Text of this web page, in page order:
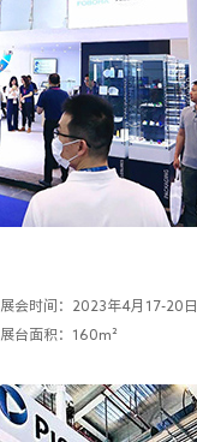
展会时间：2023年4月17-20日
展台面积：160m²